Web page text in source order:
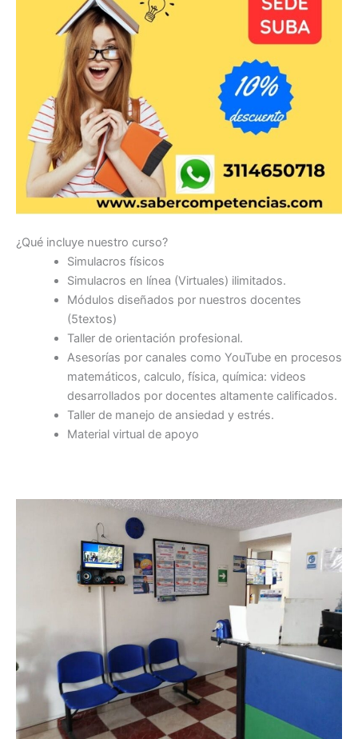
¿Qué incluye nuestro curso?
Simulacros físicos
Simulacros en línea (Virtuales) ilimitados.
Módulos diseñados por nuestros docentes
(5textos)
Taller de orientación profesional.
Asesorías por canales como YouTube en procesos
matemáticos, calculo, física, química: videos
desarrollados por docentes altamente calificados.
Taller de manejo de ansiedad y estrés.
Material virtual de apoyo